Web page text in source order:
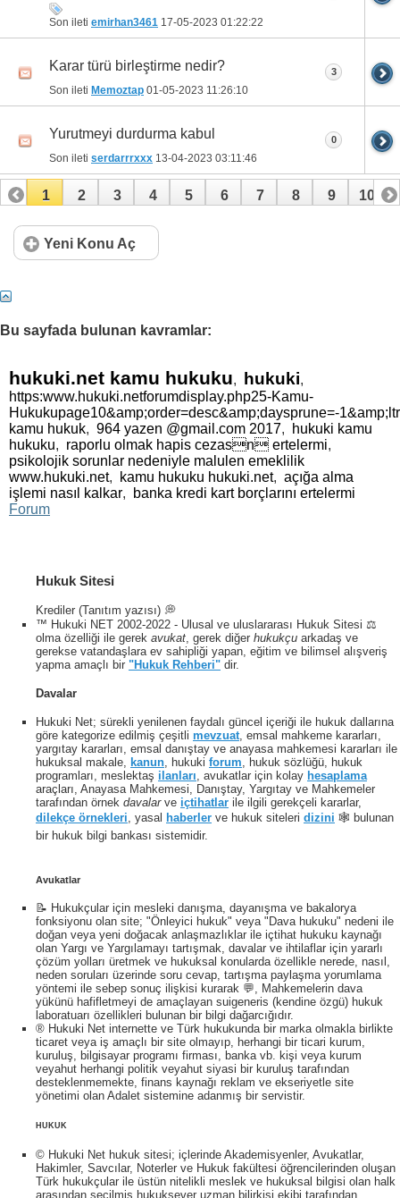
Son ileti emirhan3461 17-05-2023 01:22:22
Karar türü birleştirme nedir?
Son ileti Memoztap 01-05-2023 11:26:10
3
Yurutmeyi durdurma kabul
Son ileti serdarrrxxx 13-04-2023 03:11:46
0
1 2 3 4 5 6 7 8 9 10
11 12 13 14
41 42 43 44 45
51 52 53 54 55 56 57 58
61 62 63 64 65 66 67 68 69 70
71 72 73 74
Yeni Konu Aç
Bu sayfada bulunan kavramlar:
hukuki.net kamu hukuku, hukuki,
https:www.hukuki.netforumdisplay.php25-Kamu-
Hukukupage10&amp;order=desc&amp;daysprune=-
kamu hukuk, 964 yazen @gmail.com 2017,
hukuki kamu
hukuku, raporlu olmak hapis cezasn ertelermi,
psikolojik sorunlar nedeniyle malulen emeklilik
www.hukuki.net, kamu hukuku hukuki.net, açığa alma
işlemi nasıl kalkar,
banka kredi kart borçlarını ertelermi
Forum
Hukuk Sitesi
Krediler (Tanıtım yazısı) 💭
™ Hukuki NET 2002-2022 - Ulusal ve uluslararası Hukuk Sitesi ⚖️
olma özelliği ile gerek avukat , gerek diğer hukukçu arkadaş ve
gerekse vatandaşlara ev sahipliği yapan, eğitim ve bilimsel alışveriş
yapma amaçlı bir "Hukuk Rehberi" dir.
Davalar
Hukuki Net; sürekli yenilenen faydalı güncel içeriği ile hukuk dallarına
göre kategorize edilmiş çeşitli mevzuat, emsal mahkeme kararları,
yargıtay kararları, emsal danıştay ve anayasa mahkemesi kararları ile
hukuksal makale, kanun, hukuki forum, hukuk sözlüğü, hukuk
programları, meslektaş ilanları, avukatlar için kolay hesaplama
araçları, Anayasa Mahkemesi, Danıştay, Yargıtay ve Mahkemeler
tarafından örnek davalarve içtihatlar ile ilgili gerekçeli kararlar,
dilekçe örnekleri, yasal haberler ve hukuk siteleri dizini 🕸 bulunan
bir hukuk bilgi bankası sistemidir.
Avukatlar
📝 Hukukçular için mesleki danışma, dayanışma ve bakalorya
fonksiyonu olan site; "Önleyici hukuk" veya "Dava hukuku" nedeni ile
doğan veya yeni doğacak anlaşmazlıklar ile içtihat hukuku kaynağı
olan Yargı ve Yargılamayı tartışmak, davalar ve ihtilaflar için yararlı
çözüm yolları üretmek ve hukuksal konularda özellikle nerede, nasıl,
neden soruları üzerinde soru cevap, tartışma paylaşma yorumlama
yöntemi ile sebep sonuç ilişkisi kurarak 💬, Mahkemelerin dava
yükünü hafifletmeyi de amaçlayan suigeneris (kendine özgü) hukuk
laboratuarı özellikleri bulunan bir bilgi dağarcığıdır.
® Hukuki Net internette ve Türk hukukunda bir marka olmakla birlikte
ticaret veya iş amaçlı bir site olmayıp, herhangi bir ticari kurum,
kuruluş, bilgisayar programı firması, banka vb. kişi veya kurum
veyahut herhangi politik veyahut siyasi bir kuruluş tarafından
desteklenmemekte, finans kaynağı reklam ve ekseriyetle site
yönetimi olan Adalet sistemine adanmış bir servistir.
HUKUK
© Hukuki Net hukuk sitesi; içlerinde Akademisyenler, Avukatlar,
Hakimler, Savcılar, Noterler ve Hukuk fakültesi öğrencilerinden oluşan
Türk hukukçular ile üstün nitelikli meslek ve hukuksal bilgisi olan halk
arasından seçilmiş hukuksever uzman bilirkişi ekibi tarafından